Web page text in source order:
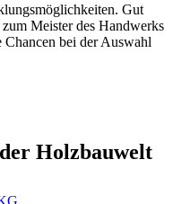
Gut
Meister des Handwerks
bei der Auswahl
Holzbauwelt